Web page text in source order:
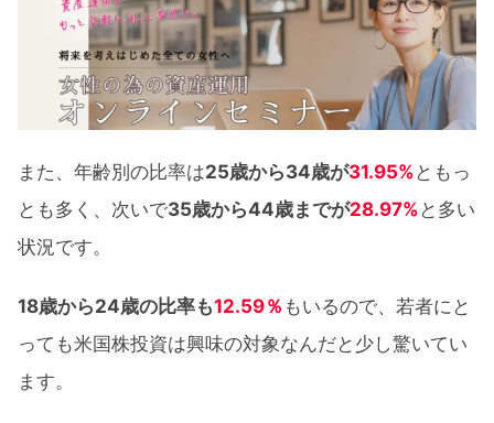
また、年齢別の比率は25歳から34歳が31.95% ともっ
とも多く、次いで35歳から44歳までが28.97% と多い
状況です。
18歳から24歳の比率も12.59％ もいるので、若者にと
っても米国株投資は興味の対象なんだと少し驚いてい
ます。